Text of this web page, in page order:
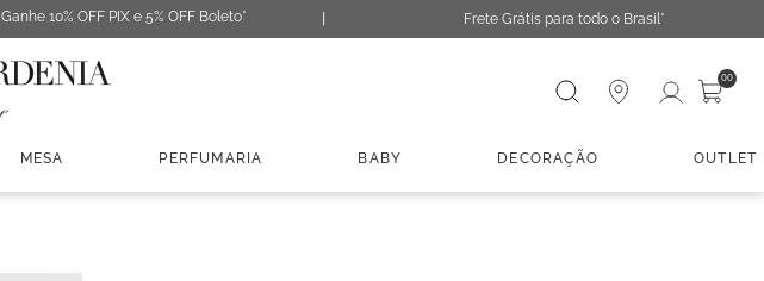
Ganhe 10% OFF PIX e 5% OFF Boleto* Frete Grátis para todo o Brasil*
Digite sua busca 00
MESA PERFUMARIA BABY DECORAÇÃO OUTLET